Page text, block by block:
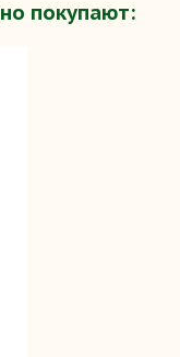
покупают: